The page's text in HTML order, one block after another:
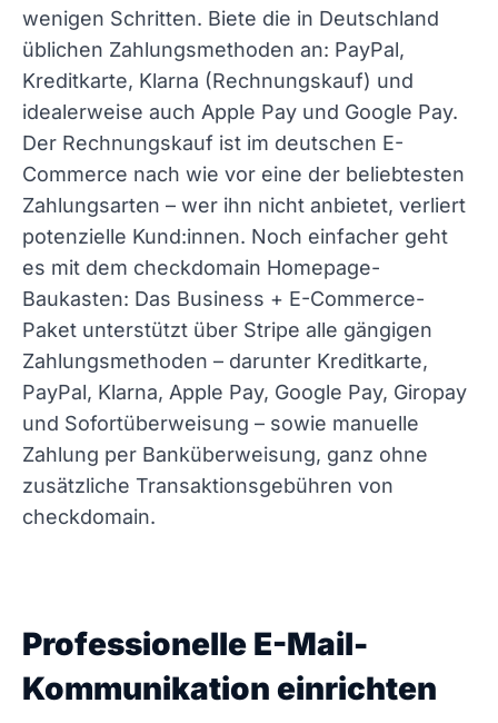
wenigen Schritten. Biete die in Deutschland
üblichen Zahlungsmethoden an: PayPal,
Kreditkarte, Klarna (Rechnungskauf) und
idealerweise auch Apple Pay und Google Pay.
Der Rechnungskauf ist im deutschen E-
Commerce nach wie vor eine der beliebtesten
Zahlungsarten – wer ihn nicht anbietet, verliert
potenzielle Kund:innen. Noch einfacher geht
es mit dem checkdomain Homepage-
Baukasten: Das Business + E-Commerce-
Paket unterstützt über Stripe alle gängigen
Zahlungsmethoden – darunter Kreditkarte,
PayPal, Klarna, Apple Pay, Google Pay, Giropay
und Sofortüberweisung – sowie manuelle
Zahlung per Banküberweisung, ganz ohne
zusätzliche Transaktionsgebühren von
checkdomain.
Professionelle E-Mail-
Kommunikation einrichten